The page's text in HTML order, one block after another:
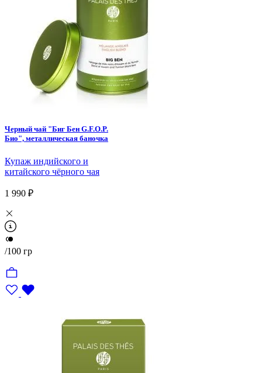
Черный чай "Биг Бен G.F.O.P.
Био", металлическая баночка
Купаж индийского и
китайского чёрного чая
1 990 ₽
/100 гр